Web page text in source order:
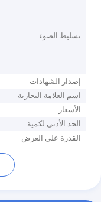
تسليط الضوء
إصدار الشهادات
اسم العلامة التجارية
الأسعار
الحد الأدنى لكمية
القدرة على العرض